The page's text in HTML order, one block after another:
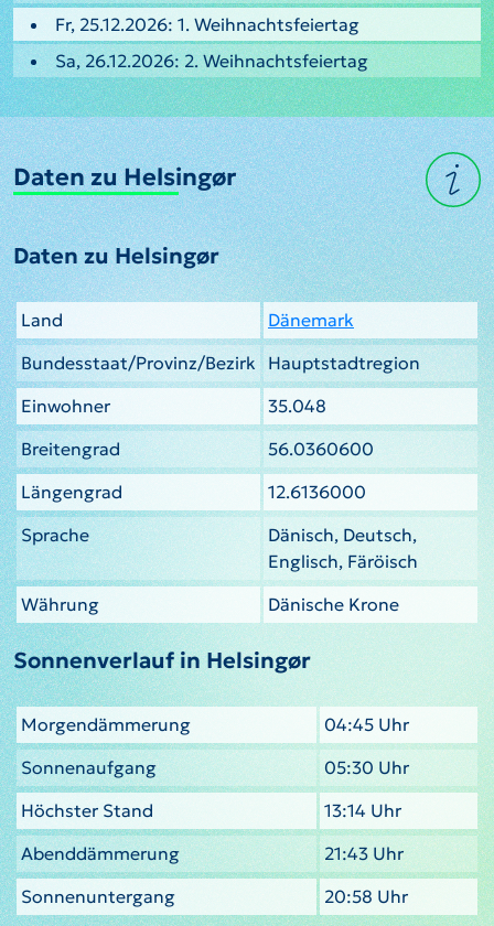
Fr, 25.12.2026: 1. Weihnachtsfeiertag
Sa, 26.12.2026: 2. Weihnachtsfeiertag
Daten zu Helsingør
Daten zu Helsingør
Land
Dänemark
Bundesstaat/Provinz/Bezirk
Hauptstadtregion
Einwohner
35.048
Breitengrad
56.0360600
Längengrad
12.6136000
Sprache
Dänisch, Deutsch,
Englisch, Färöisch
Währung
Dänische Krone
Sonnenverlauf in Helsingør
Morgendämmerung
04:45 Uhr
Sonnenaufgang
05:30 Uhr
Höchster Stand
13:14 Uhr
Abenddämmerung
21:43 Uhr
Sonnenuntergang
20:58 Uhr